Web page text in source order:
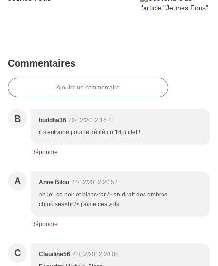
Commentaires
Ajouter un commentaire
B buddha36 23/12/2012 16:41
il s'entraine pour le défilé du 14 juillet !
Répondre
A Anne Bilou 22/12/2012 20:52
ah joli ce noir et blanc<br /> on dirait des ombres
chinoises<br /> j'aime ces vols
Répondre
C Claudine56 22/12/2012 20:08